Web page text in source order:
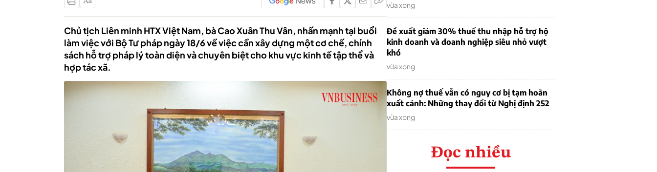
Chủ tịch Liên minh HTX Việt Nam, bà Cao Xuân Thu Vân, nhấn mạnh tại buổi
làm việc với Bộ Tư pháp ngày 18/6 về việc cần xây dựng một cơ chế, chính
sách hỗ trợ pháp lý toàn diện và chuyên biệt cho khu vực kinh tế tập thể và
hợp tác xã.
vừa xong
Đề xuất giảm 30% thuế thu nhập hỗ trợ hộ
kinh doanh và doanh nghiệp siêu nhỏ vượt
khó
vừa xong
Không nợ thuế vẫn có nguy cơ bị tạm hoãn
xuất cảnh: Những thay đổi từ Nghị định 252
vừa xong
Đọc nhiều